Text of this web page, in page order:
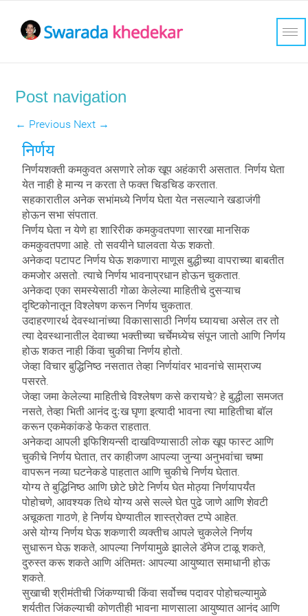
Post navigation
← Previous Next →
निर्णय
निर्णयशक्ती कमकुवत असणारे लोक खूप अहंकारी असतात. निर्णय घेता
येत नाही हे मान्य न करता ते फक्त चिडचिड करतात.
सहकारातील अनेक सभांमध्ये निर्णय घेता येत नसल्याने खडाजंगी
होऊन सभा संपतात.
निर्णय घेता न येणे हा शारिरीक कमकुवतपणा सारखा मानसिक
कमकुवतपणा आहे. तो सवयीने घालवता येऊ शकतो.
अनेकदा पटापट निर्णय घेऊ शकणारा माणूस बुद्धीच्या वापराच्या बाबतीत
कमजोर असतो. त्याचे निर्णय भावनाप्रधान होऊन चुकतात.
अनेकदा एका समस्येसाठी गोळा केलेल्या माहितीचे दुसऱ्याच
दृष्टिकोनातून विश्लेषण करून निर्णय चुकतात.
उदाहरणारर्थ देवस्थानांच्या विकासासाठी निर्णय घ्यायचा असेल तर तो
त्या देवस्थानातील देवाच्या भक्तीच्या चर्चेमध्येच संपून जातो आणि निर्णय
होऊ शकत नाही किंवा चुकीचा निर्णय होतो.
जेव्हा विचार बुद्धिनिष्ठ नसतात तेव्हा निर्णयांवर भावनांचे साम्राज्य
पसरते.
जेव्हा जमा केलेल्या माहितीचे विश्लेषण कसे करायचे? हे बुद्धीला समजत
नसते, तेव्हा भिती आनंद दुःख घृणा इत्यादी भावना त्या माहितीचा बॉल
करून एकमेकांकडे फेकत राहतात.
अनेकदा आपली इफिशियन्सी दाखविण्यासाठी लोक खूप फास्ट आणि
चुकीचे निर्णय घेतात, तर काहीजण आपल्या जुन्या अनुभवांचा चष्मा
वापरून नव्या घटनेकडे पाहतात आणि चुकीचे निर्णय घेतात.
योग्य ते बुद्धिनिष्ठ आणि छोटे छोटे निर्णय घेत मोठ्या निर्णयापर्यंत
पोहोचणे, आवश्यक तिथे योग्य असे सल्ले घेत पुढे जाणे आणि शेवटी
अचूकता गाठणे, हे निर्णय घेण्यातील शास्त्रोक्त टप्पे आहेत.
असे योग्य निर्णय घेऊ शकणारी व्यक्तीच आपले चुकलेले निर्णय
सुधारून घेऊ शकते, आपल्या निर्णयामुळे झालेले डॅमेज टाळू शकते,
दुरुस्त करू शकते आणि अंतिमतः आपल्या आयुष्यात समाधानी होऊ
शकते.
सुखाची श्रीमंतीची जिंकण्याची किंवा सर्वोच्च पदावर पोहोचल्यामुळे
शर्यतीत जिंकल्याची कोणतीही भावना माणसाला आयुष्यात आनंद आणि